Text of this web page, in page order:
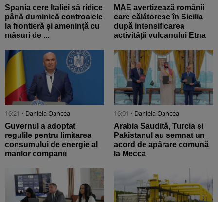
Spania cere Italiei să ridice
până duminică controalele
la frontieră și amenință cu
măsuri de ...
MAE avertizează românii
care călătoresc în Sicilia
după intensificarea
activității vulcanului Etna
16:21 • Daniela Oancea
Guvernul a adoptat
regulile pentru limitarea
consumului de energie al
marilor companii
16:01 • Daniela Oancea
Arabia Saudită, Turcia şi
Pakistanul au semnat un
acord de apărare comună
la Mecca